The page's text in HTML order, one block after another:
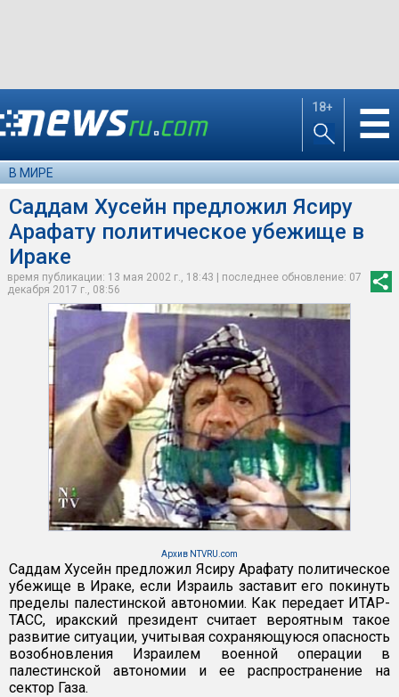
18+ ☰
В МИРЕ
Саддам Хусейн предложил Ясиру
Арафату политическое убежище в
Ираке
время публикации: 13 мая 2002 г., 18:43 | последнее обновление: 07
декабря 2017 г., 08:56
Архив NTVRU.com
Саддам Хусейн предложил Ясиру Арафату политическое
убежище в Ираке, если Израиль заставит его покинуть
пределы палестинской автономии. Как передает ИТАР-
ТАСС, иракский президент считает вероятным такое
развитие ситуации, учитывая сохраняющуюся опасность
возобновления Израилем военной операции в
палестинской автономии и ее распространение на
сектор Газа.